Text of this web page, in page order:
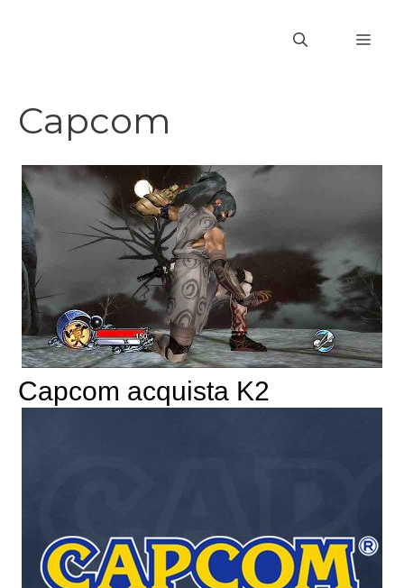
Capcom
Capcom acquista K2